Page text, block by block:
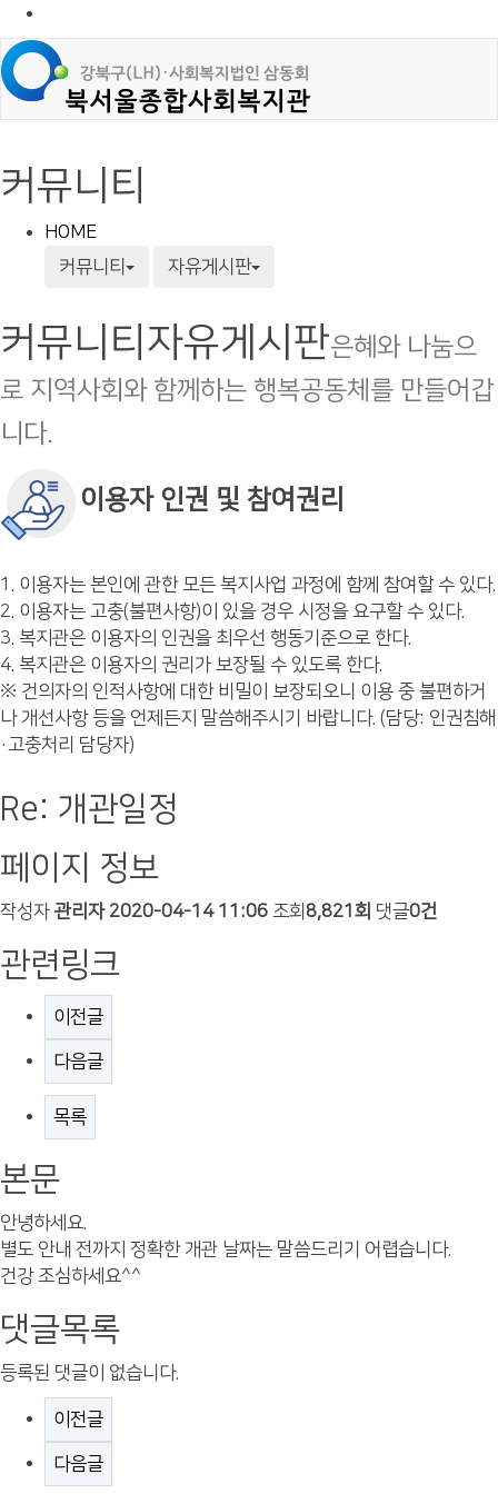
커뮤니티
HOME
커뮤니티
자유게시판
커뮤니티 자유게시판은혜와 나눔으
로 지역사회와 함께하는 행복공동체를 만들어갑
니다.
이용자 인권 및 참여권리
1. 이용자는 본인에 관한 모든 복지사업 과정에 함께 참여할 수 있다.
2. 이용자는 고충(불편사항)이 있을 경우 시정을 요구할 수 있다.
3. 복지관은 이용자의 인권을 최우선 행동기준으로 한다.
4. 복지관은 이용자의 권리가 보장될 수 있도록 한다.
※ 건의자의 인적사항에 대한 비밀이 보장되오니 이용 중 불편하거
나 개선사항 등을 언제든지 말씀해주시기 바랍니다. (담당: 인권침해
·고충처리 담당자)
Re: 개관일정
페이지 정보
작성자 관리자 2020-04-14 11:06 조회 8,821회 댓글0건
관련링크
이전글
다음글
목록
본문
안녕하세요.
별도 안내 전까지 정확한 개관 날짜는 말씀드리기 어렵습니다.
건강 조심하세요^^
댓글목록
등록된 댓글이 없습니다.
이전글
다음글